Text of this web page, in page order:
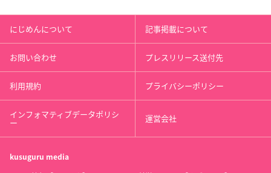
にじめんについて 記事掲載について
お問い合わせ プレスリリース送付先
利用規約 プライバシーポリシー
インフォマティブデータポリシ
ー 運営会社
kusuguru media